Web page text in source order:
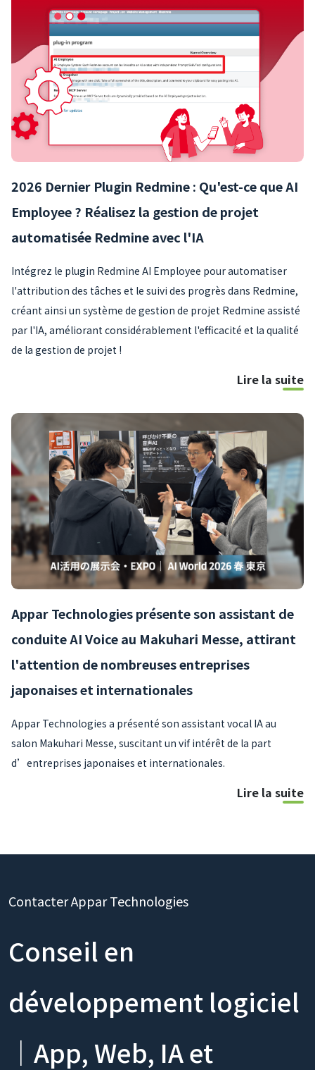
2026 Dernier Plugin Redmine : Qu'est-ce que AI
Employee ? Réalisez la gestion de projet
automatisée Redmine avec l'IA
Intégrez le plugin Redmine AI Employee pour automatiser
l'attribution des tâches et le suivi des progrès dans Redmine,
créant ainsi un système de gestion de projet Redmine assisté
par l'IA, améliorant considérablement l'efficacité et la qualité
de la gestion de projet !
Lire la suite
Appar Technologies présente son assistant de
conduite AI Voice au Makuhari Messe, attirant
l'attention de nombreuses entreprises
japonaises et internationales
Appar Technologies a présenté son assistant vocal IA au
salon Makuhari Messe, suscitant un vif intérêt de la part
d’entreprises japonaises et internationales.
Lire la suite
Contacter Appar Technologies
Conseil en
développement logiciel
｜App, Web, IA et